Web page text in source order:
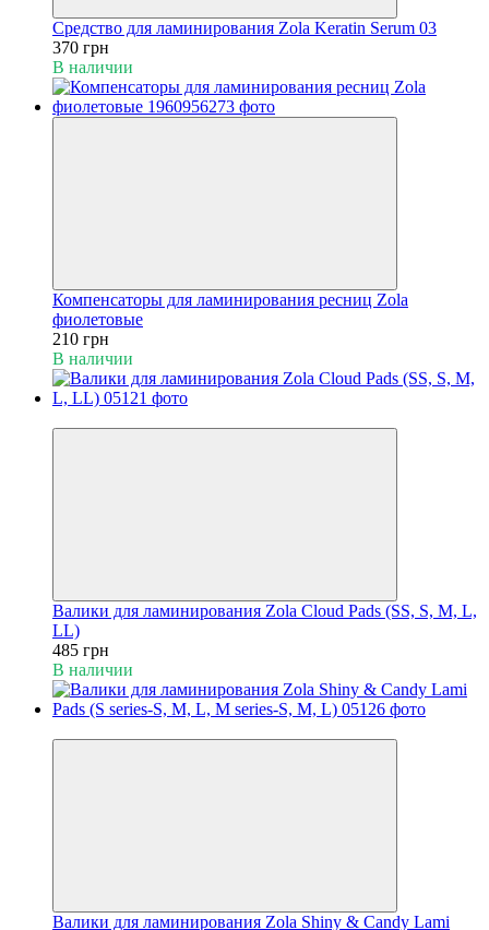
Средство для ламинирования Zola Keratin Serum 03
370 грн
В наличии
Компенсаторы для ламинирования ресниц Zola
фиолетовые
210 грн
В наличии
Валики для ламинирования Zola Cloud Pads (SS, S, M, L,
LL)
485 грн
В наличии
Валики для ламинирования Zola Shiny & Candy Lami